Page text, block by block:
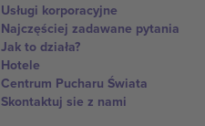
Usługi korporacyjne
Najczęściej zadawane pytania
Jak to działa?
Hotele
Centrum Pucharu Świata
Skontaktuj sie z nami